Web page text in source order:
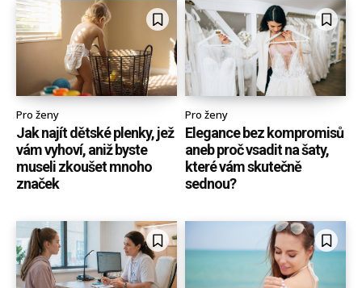
Pro ženy
Jak najít dětské plenky, jež
vám vyhoví, aniž byste
museli zkoušet mnoho
značek
Pro ženy
Elegance bez kompromisů
aneb proč vsadit na šaty,
které vám skutečně
sednou?